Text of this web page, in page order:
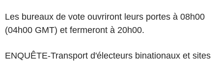
Les bureaux de vote ouvriront leurs portes à 08h00
(04h00 GMT) et fermeront à 20h00.
ENQUÊTE-Transport d'électeurs binationaux et sites